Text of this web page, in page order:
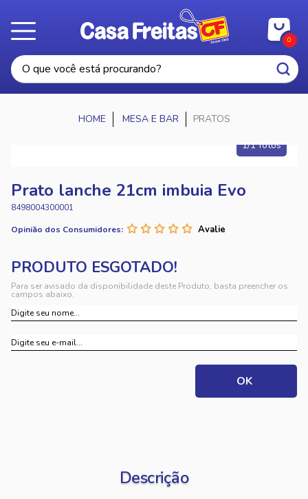
0
MESA E BAR
PRATOS
1/1 fotos
Prato lanche 21cm imbuia Evo
8498004300001
Opinião dos Consumidores:
Para ser avisado da disponibilidade deste Produto, basta preencher os
campos abaixo.
Descrição